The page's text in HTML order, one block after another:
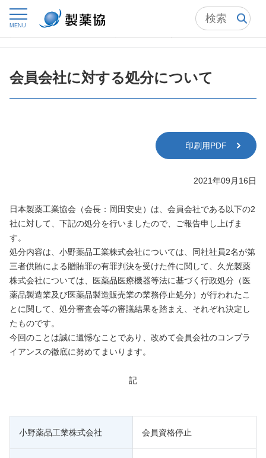
MENU
トップ ニュースルーム ニュースリリース・お知らせ
会員会社に対する処分について
印刷用PDF
2021年09月16日
日本製薬工業協会（会長：岡田安史）は、会員会社である以下の2
社に対して、下記の処分を行いましたので、ご報告申し上げま
す。
処分内容は、小野薬品工業株式会社については、同社社員2名が第
三者供賄による贈賄罪の有罪判決を受けた件に関して、久光製薬
株式会社については、医薬品医療機器等法に基づく行政処分（医
薬品製造業及び医薬品製造販売業の業務停止処分）が行われたこ
とに関して、処分審査会等の審議結果を踏まえ、それぞれ決定し
たものです。
今回のことは誠に遺憾なことであり、改めて会員会社のコンプラ
イアンスの徹底に努めてまいります。
記
小野薬品工業株式会社 会員資格停止